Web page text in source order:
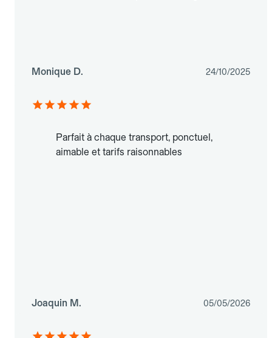
Monique D. 24/10/2025
Parfait à chaque transport, ponctuel,
aimable et tarifs raisonnables
Joaquin M. 05/05/2026